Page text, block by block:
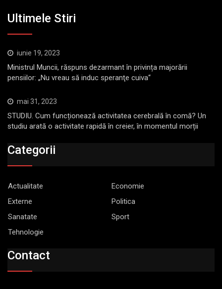
Ultimele Stiri
iunie 19, 2023
Ministrul Muncii, răspuns dezarmant în privința majorării
pensiilor: „Nu vreau să induc speranţe cuiva“
mai 31, 2023
STUDIU. Cum funcționează activitatea cerebrală în comă? Un
studiu arată o activitate rapidă în creier, în momentul morții
Categorii
Actualitate
Economie
Externe
Politica
Sanatate
Sport
Tehnologie
Contact